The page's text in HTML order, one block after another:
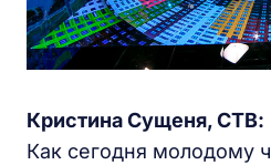
КристинаСущеня, СТВ:
Как сегодня молодому